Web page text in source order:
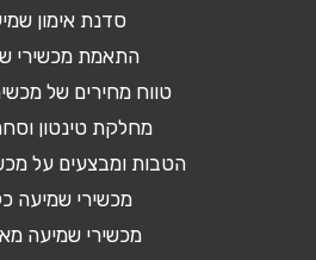
סדנת אימון
התאמת מכשירי
טווח מחירים של
מחלקת טינטון
הטבות ומבצעים על
מכשירי שמיעה
מכשירי שמיעה